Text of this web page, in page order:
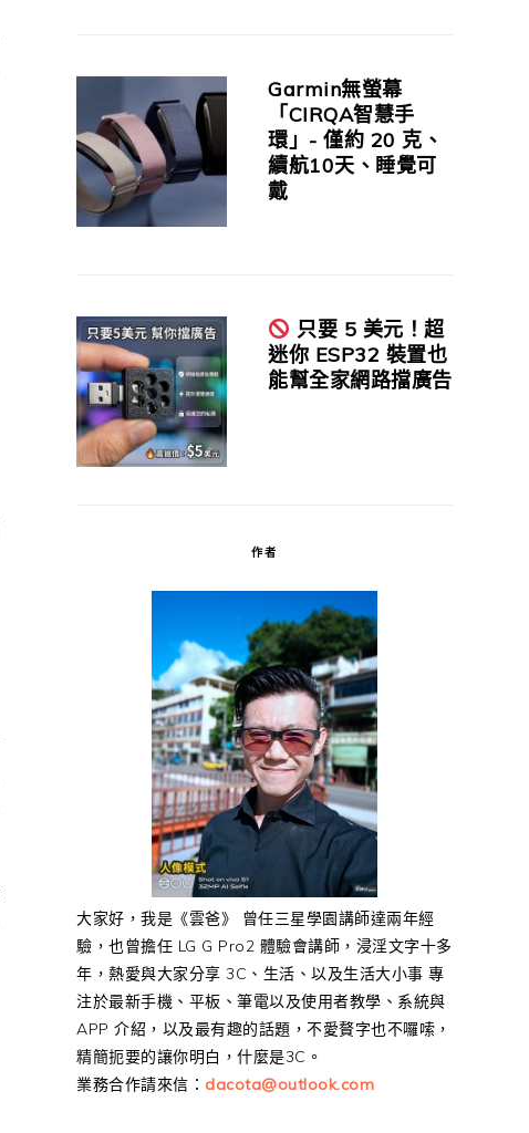
Garmin無螢幕
「CIRQA智慧手
環」- 僅約 20 克、
續航10天、睡覺可
戴
只要 5 美元！超
迷你 ESP32 裝置也
能幫全家網路擋廣告
作者
大家好，我是《雲爸》 曾任三星學園講師達兩年經
驗，也曾擔任 LG G Pro2 體驗會講師，浸淫文字十多
年，熱愛與大家分享 3C、生活、以及生活大小事 專
注於最新手機、平板、筆電以及使用者教學、系統與
APP 介紹，以及最有趣的話題，不愛贅字也不囉嗦，
精簡扼要的讓你明白，什麼是3C。
業務合作請來信： dacota@outlook.com